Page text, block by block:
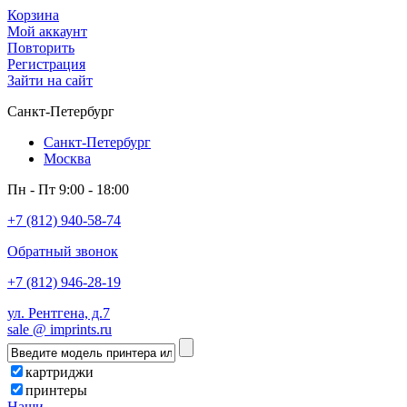
Корзина
Мой аккаунт
Повторить
Регистрация
Зайти на сайт
Санкт-Петербург
Санкт-Петербург
Москва
Пн - Пт 9:00 - 18:00
+7 (812) 940-58-74
Обратный звонок
+7 (812) 946-28-19
ул. Рентгена, д.7
sale @ imprints.ru
картриджи
принтеры